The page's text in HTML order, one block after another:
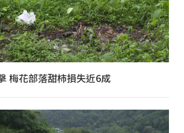
梅花部落甜柿損失近6成